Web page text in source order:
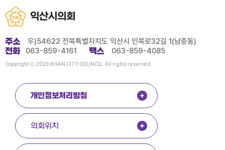
익산시의회
주소 우)54622 전북특별자치도 익산시 인북로32길 1(남중동)
전화 063-859-4161 팩스 063-859-4085
Copyright ⓒ 2026 IKSAN CITY COUNCIL. All rights reserved.
개인정보처리방침
의회위치